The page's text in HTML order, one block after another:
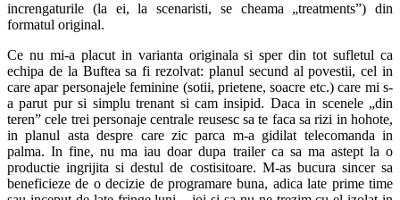
increngaturile (la ei, la scenaristi, se cheama „treatments”) din
formatul original.
Ce nu mi-a placut in varianta originala si sper din tot sufletul ca
echipa de la Buftea sa fi rezolvat: planul secund al povestii, cel in
care apar personajele feminine (sotii, prietene, soacre etc.) care mi s-
a parut pur si simplu trenant si cam insipid. Daca in scenele „din
teren” cele trei personaje centrale reusesc sa te faca sa rizi in hohote,
in planul asta despre care zic parca m-a gidilat telecomanda in
palma. In fine, nu ma iau doar dupa trailer ca sa ma astept la o
productie ingrijita si destul de costisitoare. M-as bucura sincer sa
beneficieze de o decizie de programare buna, adica late prime time